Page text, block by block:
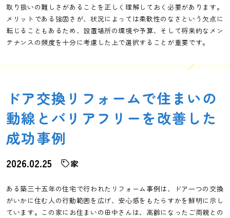
取り扱いの難しさがあることを正しく理解しておく必要があります。
メリットである強固さが、状況によっては柔軟性のなさという欠点に
転じることもあるため、設置場所の環境や予算、そして将来的なメン
テナンスの頻度を十分に考慮した上で選択することが重要です。
ドア交換リフォームで住まいの
動線とバリアフリーを改善した
成功事例
2026.02.25 家
ある築三十五年の住宅で行われたリフォーム事例は、ドア一つの交換
がいかに住む人の行動範囲を広げ、安心感をもたらすかを鮮明に示し
ています。この家にお住まいの田中さんは、高齢になったご両親との